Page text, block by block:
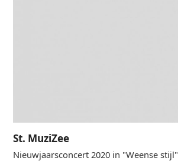
St. MuziZee
Nieuwjaarsconcert 2020 in "Weense stijl"